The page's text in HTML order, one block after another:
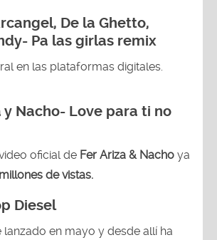
De la Ghetto,
- Pa las girlas remix
en las plataformas digitales.
y Nacho- Love para ti no
oficial de Fer Ariza & Nacho ya
de vistas.
Diesel
lanzado en mayo y desde allí ha